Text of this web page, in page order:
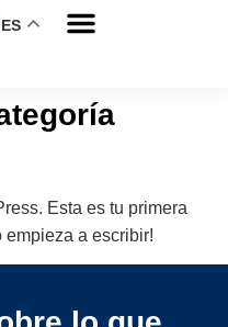
ES
Esta es tu primera
empieza a escribir!